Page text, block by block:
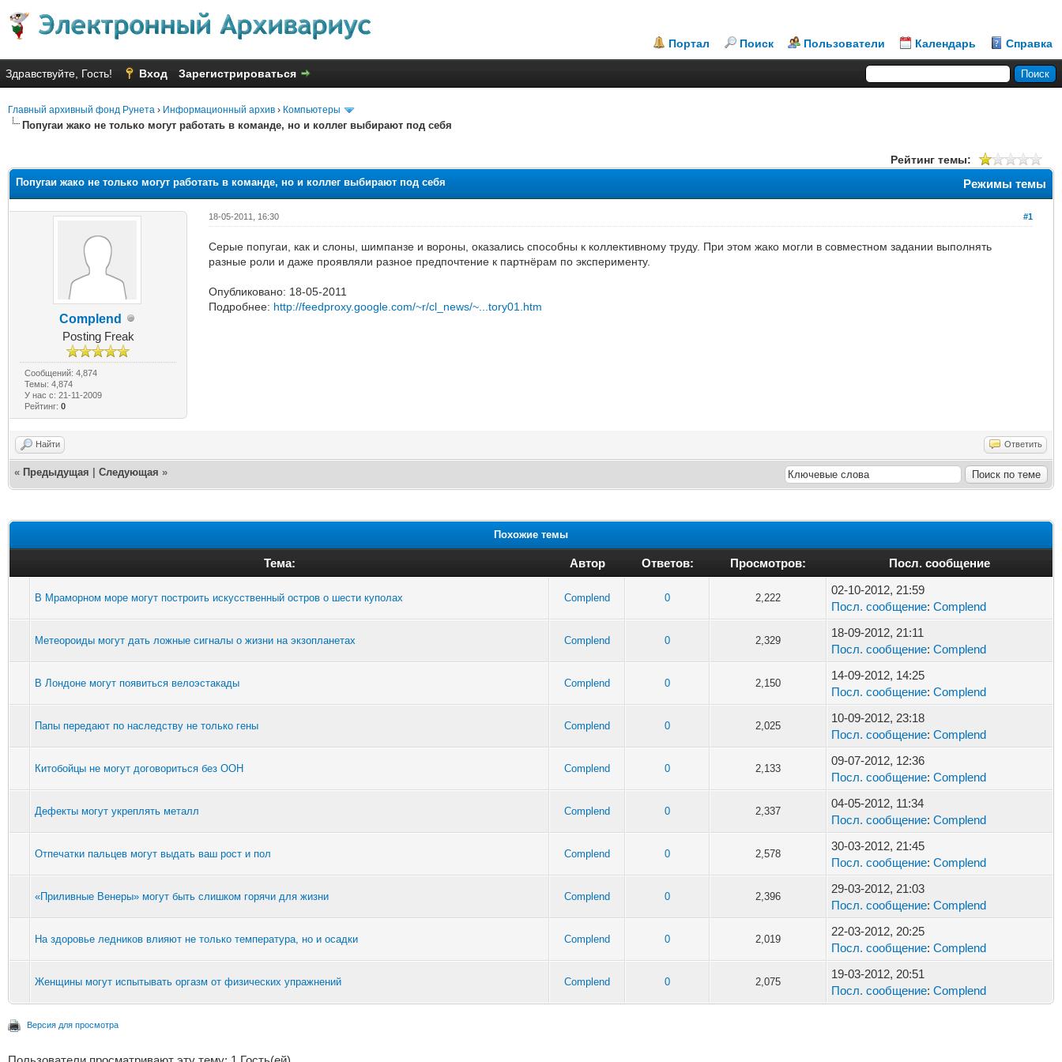
Портал Поиск Пользователи Календарь Справка
Здравствуйте, Гость! Вход Зарегистрироваться
Главный архивный фонд Рунета › Информационный архив › Компьютеры
Попугаи жако не только могут работать в команде, но и коллег выбирают под себя
Рейтинг темы:
Режимы темы
Попугаи жако не только могут работать в команде, но и коллег выбирают под себя
Complend
Posting Freak
Сообщений: 4,874
Темы: 4,874
У нас с: 21-11-2009
Рейтинг:0
#1
18-05-2011, 16:30
Серые попугаи, как и слоны, шимпанзе и вороны, оказались способны к коллективному труду. При этом жако могли в совместном задании выполнять
разные роли и даже проявляли разное предпочтение к партнёрам по эксперименту.
Опубликовано: 18-05-2011
Подробнее: http://feedproxy.google.com/~r/cl_news/~...tory01.htm
Найти Ответить
« Предыдущая Следующая »
Похожие темы
Тема: Автор Ответов: Просмотров: Посл. сообщение
В Мраморном море могут построить искусственный остров о шести куполах Complend 0 2,222
02-10-2012, 21:59
Посл. сообщение: Complend
Метеороиды могут дать ложные сигналы о жизни на экзопланетах Complend 0 2,329
18-09-2012, 21:11
Посл. сообщение: Complend
В Лондоне могут появиться велоэстакады Complend 0 2,150
14-09-2012, 14:25
Посл. сообщение: Complend
Папы передают по наследству не только гены Complend 0 2,025
10-09-2012, 23:18
Посл. сообщение: Complend
Китобойцы не могут договориться без ООН Complend 0 2,133
09-07-2012, 12:36
Посл. сообщение: Complend
Дефекты могут укреплять металл Complend 0 2,337
04-05-2012, 11:34
Посл. сообщение: Complend
Отпечатки пальцев могут выдать ваш рост и пол Complend 0 2,578
30-03-2012, 21:45
Посл. сообщение: Complend
«Приливные Венеры» могут быть слишком горячи для жизни Complend 0 2,396
29-03-2012, 21:03
Посл. сообщение: Complend
На здоровье ледников влияют не только температура, но и осадки Complend 0 2,019
22-03-2012, 20:25
Посл. сообщение: Complend
Женщины могут испытывать оргазм от физических упражнений Complend 0 2,075
19-03-2012, 20:51
Посл. сообщение: Complend
Версия для просмотра